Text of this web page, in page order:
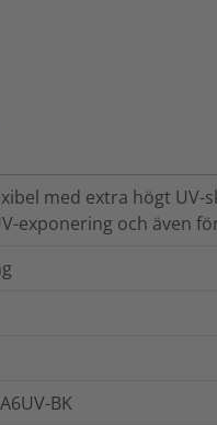
med extra högt UV-
exponering och även
BK